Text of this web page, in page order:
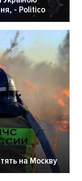
- Politico
на Москву